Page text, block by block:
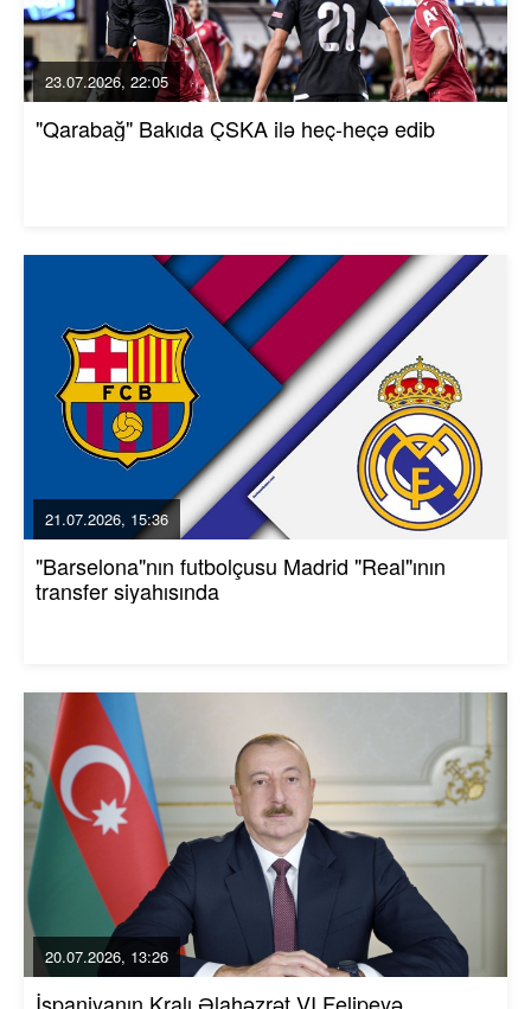
23.07.2026, 22:05
"Qarabağ" Bakıda ÇSKA ilə heç-heçə edib
21.07.2026, 15:36
"Barselona"nın futbolçusu Madrid "Real"ının
transfer siyahısında
20.07.2026, 13:26
İspaniyanın Kralı Əlahəzrət VI Felipeyə